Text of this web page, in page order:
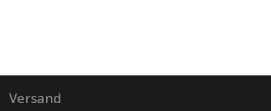
Versand